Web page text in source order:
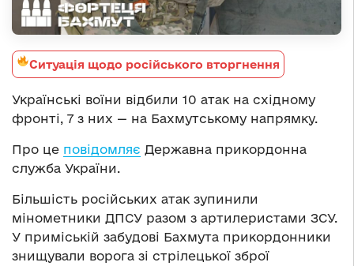
Ситуація щодо російського вторгнення
Українські воїни відбили 10 атак на східному
фронті, 7 з них — на Бахмутському напрямку.
Про це повідомляє Державна прикордонна
служба України.
Більшість російських атак зупинили
мінометники ДПСУ разом з артилеристами ЗСУ.
У приміській забудові Бахмута прикордонники
знищували ворога зі стрілецької зброї